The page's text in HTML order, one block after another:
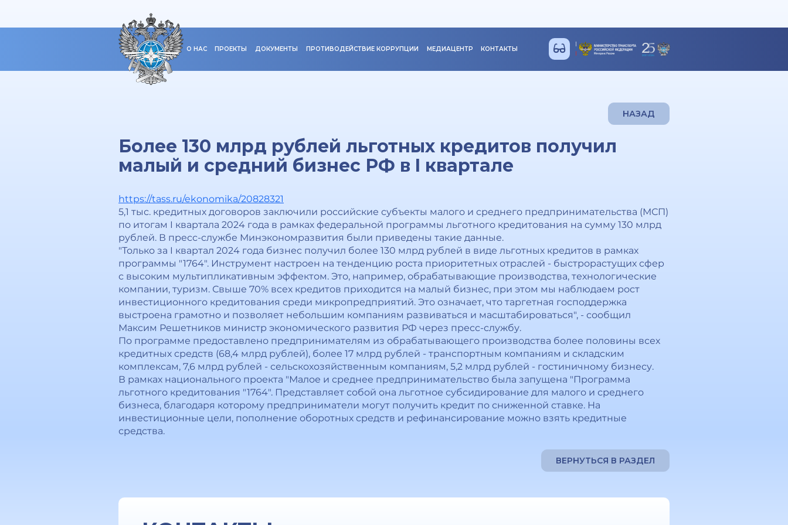
О НАС ПРОЕКТЫ ДОКУМЕНТЫ ПРОТИВОДЕЙСТВИЕ КОРРУПЦИИ МЕДИАЦЕНТР КОНТАКТЫ
НАЗАД
Более 130 млрд рублей льготных кредитов получил
малый и средний бизнес РФ в I квартале
https://tass.ru/ekonomika/20828321
5,1 тыс. кредитных договоров заключили российские субъекты малого и среднего предпринимательства (МСП)
по итогам I квартала 2024 года в рамках федеральной программы льготного кредитования на сумму 130 млрд
рублей. В пресс-службе Минэкономразвития были приведены такие данные.
"Только за I квартал 2024 года бизнес получил более 130 млрд рублей в виде льготных кредитов в рамках
программы "1764". Инструмент настроен на тенденцию роста приоритетных отраслей - быстрорастущих сфер
с высоким мультипликативным эффектом. Это, например, обрабатывающие производства, технологические
компании, туризм. Свыше 70% всех кредитов приходится на малый бизнес, при этом мы наблюдаем рост
инвестиционного кредитования среди микропредприятий. Это означает, что таргетная господдержка
выстроена грамотно и позволяет небольшим компаниям развиваться и масштабироваться", - сообщил
Максим Решетников министр экономического развития РФ через пресс-службу.
По программе предоставлено предпринимателям из обрабатывающего производства более половины всех
кредитных средств (68,4 млрд рублей), более 17 млрд рублей - транспортным компаниям и складским
комплексам, 7,6 млрд рублей - сельскохозяйственным компаниям, 5,2 млрд рублей - гостиничному бизнесу.
В рамках национального проекта "Малое и среднее предпринимательство была запущена "Программа
льготного кредитования "1764". Представляет собой она льготное субсидирование для малого и среднего
бизнеса, благодаря которому предприниматели могут получить кредит по сниженной ставке. На
инвестиционные цели, пополнение оборотных средств и рефинансирование можно взять кредитные
средства.
ВЕРНУТЬСЯ В РАЗДЕЛ